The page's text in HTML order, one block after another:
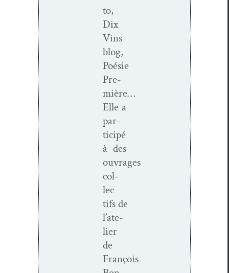
to,
Dix
Vins
blog,
Poésie
Pre­
mière…
Elle a
par­
ticipé
à des
ouvrages
col­
lec­
tifs de
l’ate­
lier
de
François